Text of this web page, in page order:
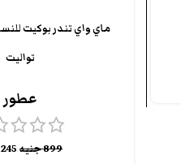
تواليت
عطور
899جنيه 245